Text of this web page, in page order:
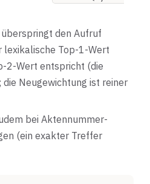
überspringt den Aufruf
lexikalische Top-1-Wert
2-Wert entspricht (die
Neugewichtung ist reiner
bei Aktennummer-
(ein exakter Treffer